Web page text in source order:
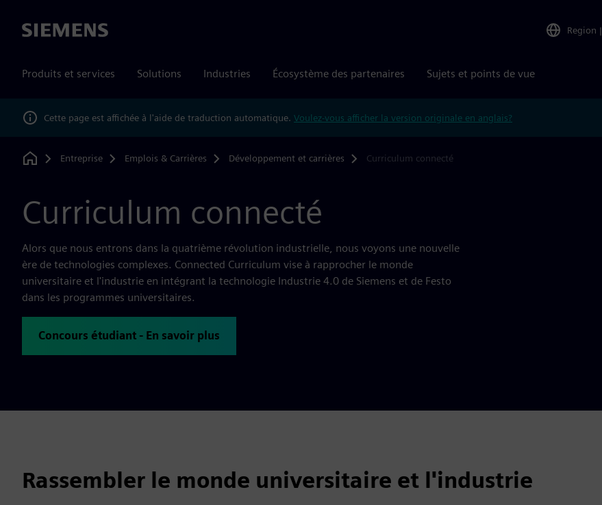
Siemens Region |
Produits et services Solutions Industries Écosystème des partenaires Sujets et points de vue
Cette page est affichée à l'aide de traduction automatique. Voulez-vous afficher la version originale en anglais?
Home
Entreprise Emplois & Carrières Développement et carrières Curriculum connecté
Curriculum connecté
Alors que nous entrons dans la quatrième révolution industrielle, nous voyons une nouvelle
ère de technologies complexes. Connected Curriculum vise à rapprocher le monde
universitaire et l'industrie en intégrant la technologie Industrie 4.0 de Siemens et de Festo
dans les programmes universitaires.
Concours étudiant - En savoir plus
Rassembler le monde universitaire et l'industrie